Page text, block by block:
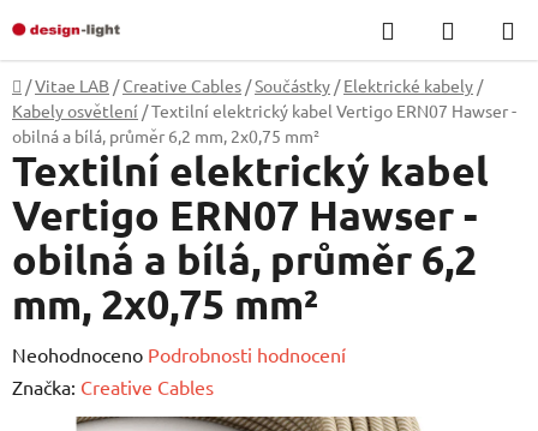
na
obsah
Hledat
KOŠÍK
Domů
/Vitae LAB / Creative Cables /Součástky / Elektrické kabely /
Kabely osvětlení /Textilní elektrický kabel Vertigo ERN07 Hawser -
obilná a bílá, průměr 6,2 mm, 2x0,75 mm²
Textilní elektrický kabel
Vertigo ERN07 Hawser -
obilná a bílá, průměr 6,2
mm, 2x0,75 mm²
Průměrné
hodnocení
produktu
Neohodnoceno Podrobnosti hodnocení
Značka: Creative Cables